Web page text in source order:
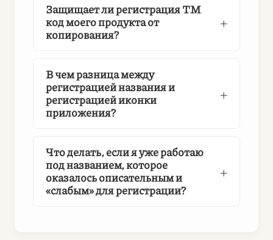
Защищает ли регистрация ТМ
код моего продукта от
копирования?
В чем разница между
регистрацией названия и
регистрацией иконки
приложения?
Что делать, если я уже работаю
под названием, которое
оказалось описательным и
«слабым» для регистрации?